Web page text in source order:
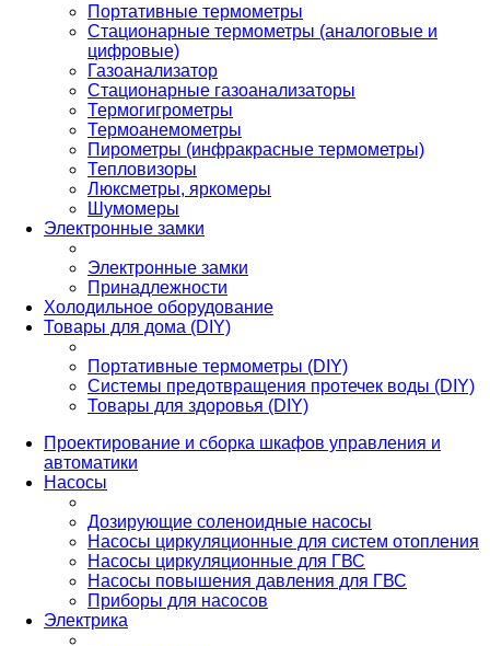
Портативные термометры
Стационарные термометры (аналоговые и
цифровые)
Газоанализатор
Стационарные газоанализаторы
Термогигрометры
Термоанемометры
Пирометры (инфракрасные термометры)
Тепловизоры
Люксметры, яркомеры
Шумомеры
Электронные замки
Электронные замки
Принадлежности
Холодильное оборудование
Товары для дома (DIY)
Портативные термометры (DIY)
Системы предотвращения протечек воды (DIY)
Товары для здоровья (DIY)
Проектирование и сборка шкафов управления и
автоматики
Насосы
Дозирующие соленоидные насосы
Насосы циркуляционные для систем отопления
Насосы циркуляционные для ГВС
Насосы повышения давления для ГВС
Приборы для насосов
Электрика